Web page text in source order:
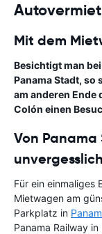
Mit dem
Besichtigt man
Panama Stadt, so
am anderen Ende
Colón einen
Von
Für ein einmaliges
Mietwagen am
Parkplatz in
Panama Railway